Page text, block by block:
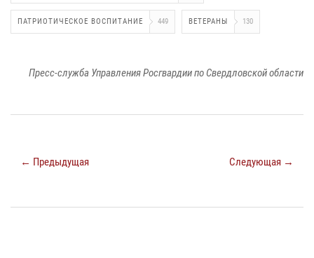
ПАТРИОТИЧЕСКОЕ ВОСПИТАНИЕ 449 ВЕТЕРАНЫ 130
Пресс-служба Управления Росгвардии по Свердловской области
← Предыдущая Следующая →